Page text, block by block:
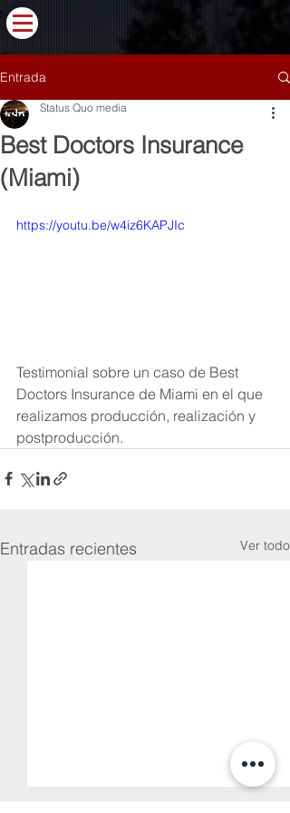
Entrada
Best Doctors Insurance
(Miami)
Status Quo media
https://youtu.be/w4iz6KAPJIc
Testimonial sobre un caso de Best
Doctors Insurance de Miami en el que
realizamos producción, realización y
postproducción.
Entradas recientes Ver todo